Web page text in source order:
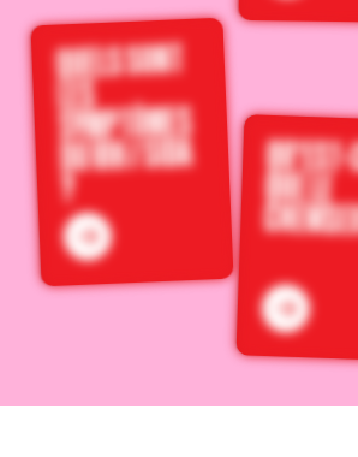
QUELS SONT
LES
SYMPTÔMES
DU VIH / SIDA
? QUE LE